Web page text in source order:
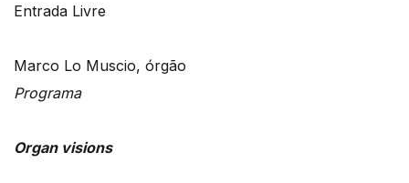
Entrada Livre
Marco Lo Muscio, órgão
Programa
Organ visions